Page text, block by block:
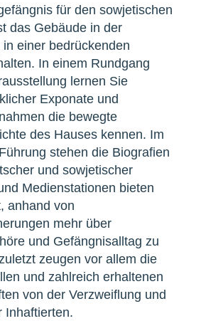
für den sowjetischen
das Gebäude in der
einer bedrückenden
In einem Rundgang
lernen Sie
Exponate und
die bewegte
des Hauses kennen. Im
stehen die Biografien
und sowjetischer
Medienstationen bieten
anhand von
mehr über
und Gefängnisalltag zu
zeugen vor allem die
und zahlreich erhaltenen
von der Verzweiflung und
Inhaftierten.